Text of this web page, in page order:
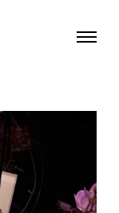
Alternar